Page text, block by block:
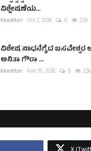
ವಿಶ್ಲೇಷಣೆಯ...
kkeditor Oct 2, 2024 0 2.3k
ವಿಶೇಷ ಸಾಧನೆಗೈದ ಬಸವೇಶ್ವರ
ಅನಿತಾ ಗೌರಾ ...
kkeditor Feb 19, 2026 0 2.2k